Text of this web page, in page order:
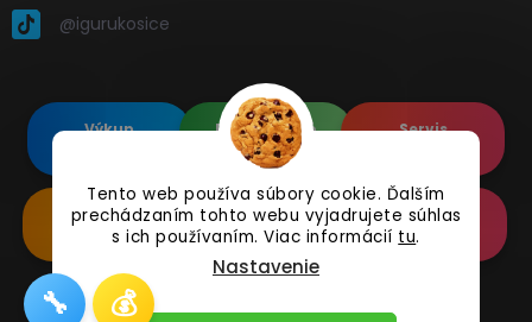
Tento web používa súbory cookie. Ďalším
prechádzaním tohto webu vyjadrujete súhlas
s ich používaním. Viac informácií tu.
Nastavenie
@igurukosice
Výkup
Renovované
Apple's
Servis
Renovované
Samsung's
Doplnkové
Príslušenstvo
Online
Reklamácia
🔧 💰